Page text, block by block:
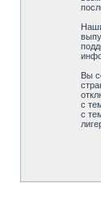
Вы
с
с